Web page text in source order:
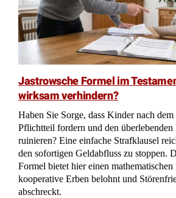
Jastrowsche Formel im
wirksam verhindern?
Haben Sie Sorge, dass Kinder nach
Pflichtteil fordern und den
ruinieren? Eine einfache Strafklausel
den sofortigen Geldabfluss zu stoppen.
Formel bietet hier einen
kooperative Erben belohnt und
abschreckt.